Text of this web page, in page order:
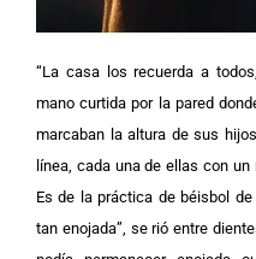
“La casa los recuerda a
mano curtida por la pared
marcaban la altura de sus
línea, cada una de ellas con un
Es de la práctica de béisbol
tan enojada”, se rió entre